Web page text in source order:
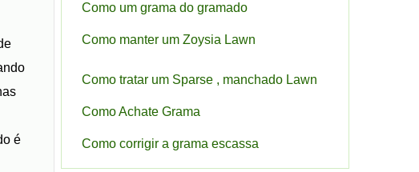
é
Como um grama do gramado
Como manter um Zoysia Lawn
Como tratar um Sparse , manchado Lawn
Como Achate Grama
Como corrigir a grama escassa